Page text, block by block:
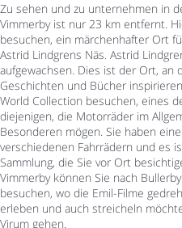
Zu sehen und zu unternehmen in
Vimmerby ist nur 23 km entfernt.
besuchen, ein märchenhafter Ort
Astrid Lindgrens Näs. Astrid
aufgewachsen. Dies ist der Ort, an
Geschichten und Bücher
World Collection besuchen, eines
diejenigen, die Motorräder im
Besonderen mögen. Sie haben
verschiedenen Fahrrädern und es
Sammlung, die Sie vor Ort
Vimmerby können Sie nach
besuchen, wo die Emil-Filme
erleben und auch streicheln
Virum gehen.